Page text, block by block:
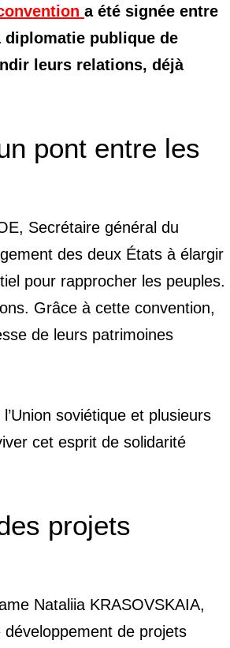
a été signée entre
diplomatie publique de
leurs relations, déjà
pont entre les
Secrétaire général du
des deux États à élargir
pour rapprocher les peuples.
Grâce à cette convention,
de leurs patrimoines
soviétique et plusieurs
cet esprit de solidarité
projets
Nataliia KRASOVSKAIA,
de projets